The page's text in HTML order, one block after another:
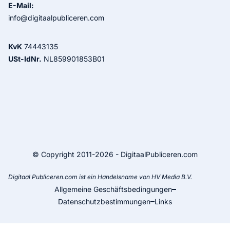
E-Mail:
info@digitaalpubliceren.com
KvK 74443135
USt-IdNr. NL859901853B01
© Copyright 2011-2026 - DigitaalPubliceren.com
Digitaal Publiceren.com ist ein Handelsname von HV Media B.V.
Allgemeine Geschäftsbedingungen
Datenschutzbestimmungen Links